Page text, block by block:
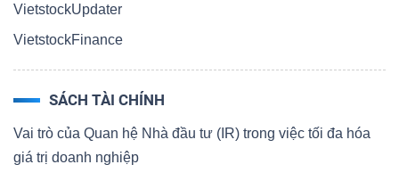
VietstockUpdater
VietstockFinance
SÁCH TÀI CHÍNH
Vai trò của Quan hệ Nhà đầu tư (IR) trong việc tối đa hóa
giá trị doanh nghiệp